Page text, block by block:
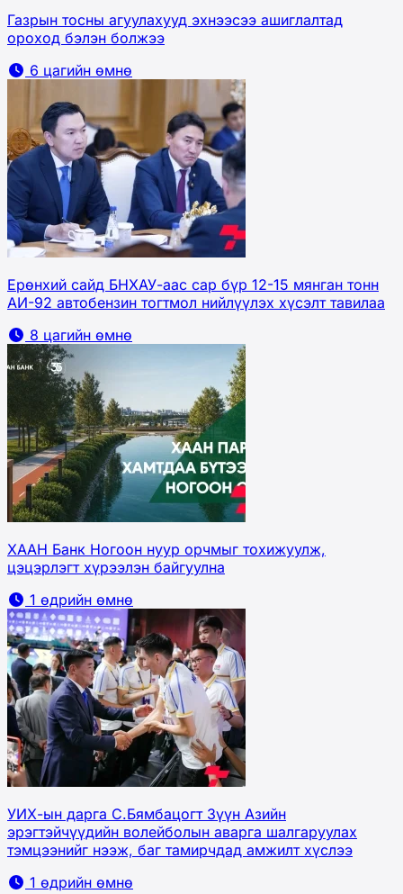
Газрын тосны агуулахууд эхнээсээ ашиглалтад
ороход бэлэн болжээ
6 цагийн өмнө
Ерөнхий сайд БНХАУ-аас сар бүр 12-15 мянган тонн
АИ-92 автобензин тогтмол нийлүүлэх хүсэлт тавилаа
8 цагийн өмнө
ХААН Банк Ногоон нуур орчмыг тохижуулж,
цэцэрлэгт хүрээлэн байгуулна
1 өдрийн өмнө
УИХ-ын дарга С.Бямбацогт Зүүн Азийн
эрэгтэйчүүдийн волейболын аварга шалгаруулах
тэмцээнийг нээж, баг тамирчдад амжилт хүслээ
1 өдрийн өмнө